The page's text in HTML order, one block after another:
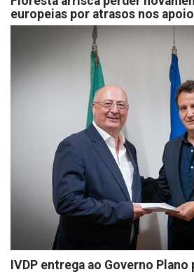
europeias por atrasos nos
IVDP entrega ao Governo Plano